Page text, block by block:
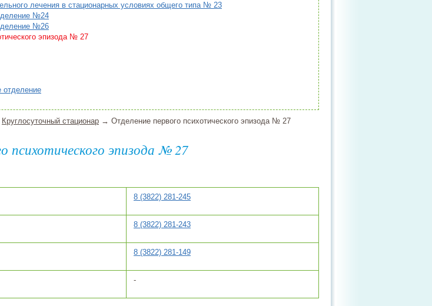
лечения в стационарных условиях общего типа № 23
№24
№26
эпизода № 27
отделение
Круглосуточный стационар → Отделение первого психотического эпизода № 27
психотического эпизода № 27
8 (3822) 281-245
8 (3822) 281-243
8 (3822) 281-149
-